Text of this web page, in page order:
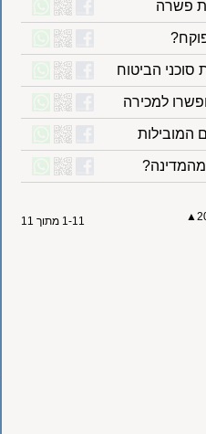
הביטוח
למכירה
1-11 מתוך 11